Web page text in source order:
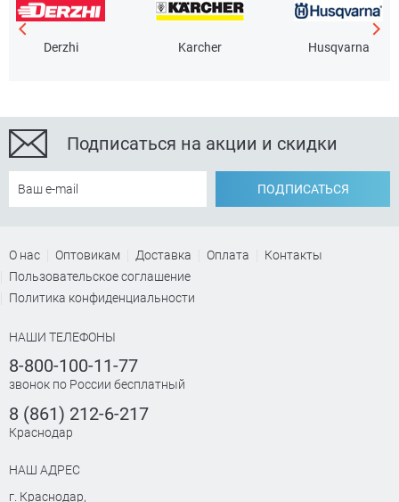
Derzhi Karcher Husqvarna
Подписаться на акции и скидки
ПОДПИСАТЬСЯ
О нас Оптовикам Доставка Оплата
Контакты
Пользовательское соглашение
Политика конфиденциальности
НАШИ ТЕЛЕФОНЫ
8-800-100-11-77
звонок по России бесплатный
8 (861) 212-6-217
Краснодар
НАШ АДРЕС
г. Краснодар,